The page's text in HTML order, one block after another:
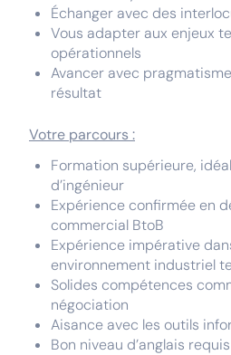
Échanger avec des
Vous adapter aux enjeux
opérationnels
Avancer avec
résultat
Votre parcours :
Formation supérieure,
d’ingénieur
Expérience confirmée en
commercial BtoB
Expérience impérative
environnement industriel
Solides compétences
négociation
Aisance avec les outils
Bon niveau d’anglais requis